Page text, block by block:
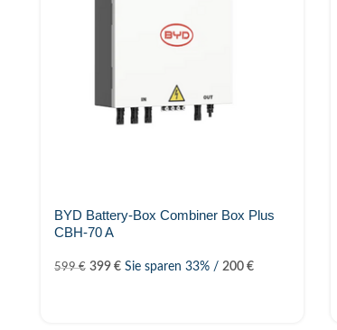
BYD Battery-Box Combiner Box Plus
CBH-70 A
599€ 399 € Sie sparen 33% / 200 €